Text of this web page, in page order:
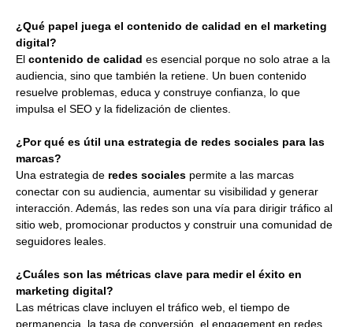
¿Qué papel juega el contenido de calidad en el marketing
digital?
El contenido de calidad es esencial porque no solo atrae a la
audiencia, sino que también la retiene. Un buen contenido
resuelve problemas, educa y construye confianza, lo que
impulsa el SEO y la fidelización de clientes.
¿Por qué es útil una estrategia de redes sociales para las
marcas?
Una estrategia de redes sociales permite a las marcas
conectar con su audiencia, aumentar su visibilidad y generar
interacción. Además, las redes son una vía para dirigir tráfico al
sitio web, promocionar productos y construir una comunidad de
seguidores leales.
¿Cuáles son las métricas clave para medir el éxito en
marketing digital?
Las métricas clave incluyen el tráfico web, el tiempo de
permanencia, la tasa de conversión, el engagement en redes